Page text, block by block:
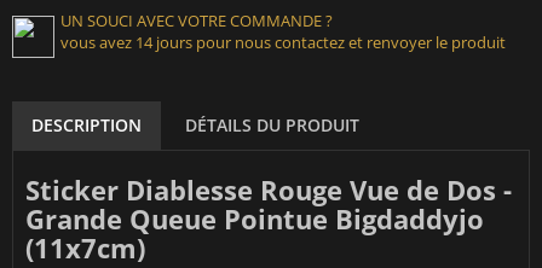
UN SOUCI AVEC VOTRE COMMANDE ?
vous avez 14 jours pour nous contactez et renvoyer le produit
DESCRIPTION DÉTAILS DU PRODUIT
Sticker Diablesse Rouge Vue de Dos -
Grande Queue Pointue Bigdaddyjo
(11x7cm)